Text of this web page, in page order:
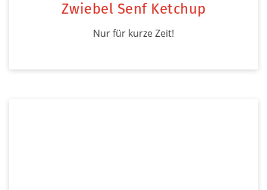
Zwiebel Senf Ketchup
Nur für kurze Zeit!